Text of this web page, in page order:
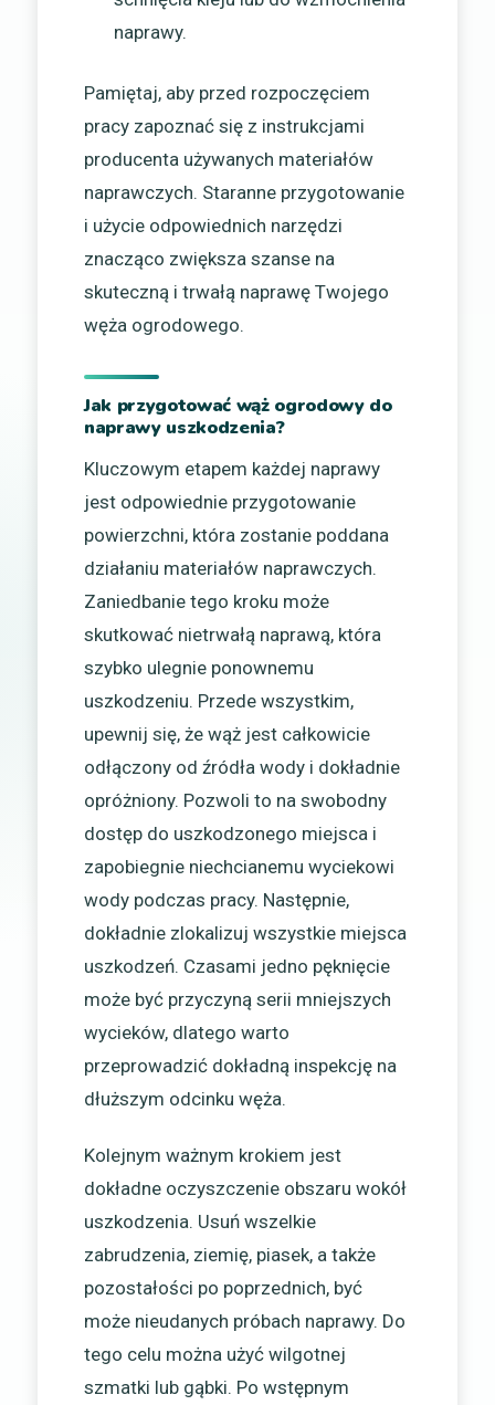
naprawy.
Pamiętaj, aby przed rozpoczęciem
pracy zapoznać się z instrukcjami
producenta używanych materiałów
naprawczych. Staranne przygotowanie
i użycie odpowiednich narzędzi
znacząco zwiększa szanse na
skuteczną i trwałą naprawę Twojego
węża ogrodowego.
Jak przygotować wąż ogrodowy do
naprawy uszkodzenia?
Kluczowym etapem każdej naprawy
jest odpowiednie przygotowanie
powierzchni, która zostanie poddana
działaniu materiałów naprawczych.
Zaniedbanie tego kroku może
skutkować nietrwałą naprawą, która
szybko ulegnie ponownemu
uszkodzeniu. Przede wszystkim,
upewnij się, że wąż jest całkowicie
odłączony od źródła wody i dokładnie
opróżniony. Pozwoli to na swobodny
dostęp do uszkodzonego miejsca i
zapobiegnie niechcianemu wyciekowi
wody podczas pracy. Następnie,
dokładnie zlokalizuj wszystkie miejsca
uszkodzeń. Czasami jedno pęknięcie
może być przyczyną serii mniejszych
wycieków, dlatego warto
przeprowadzić dokładną inspekcję na
dłuższym odcinku węża.
Kolejnym ważnym krokiem jest
dokładne oczyszczenie obszaru wokół
uszkodzenia. Usuń wszelkie
zabrudzenia, ziemię, piasek, a także
pozostałości po poprzednich, być
może nieudanych próbach naprawy. Do
tego celu można użyć wilgotnej
szmatki lub gąbki. Po wstępnym